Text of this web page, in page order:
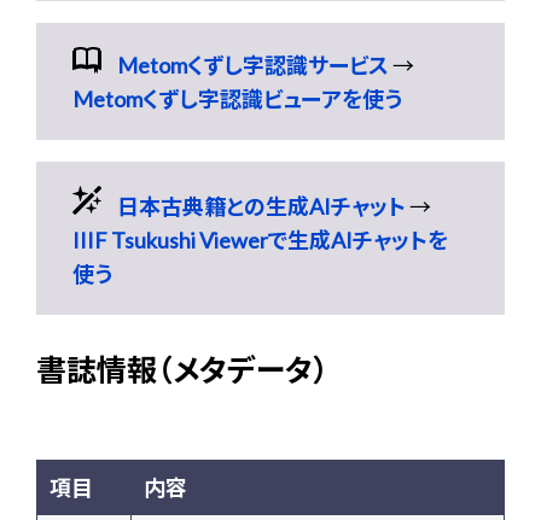
Metomくずし字認識サービス→
Metomくずし字認識ビューアを使う
日本古典籍との生成AIチャット→
IIIF Tsukushi Viewerで生成AIチャットを
使う
書誌情報（メタデータ）
項目 内容